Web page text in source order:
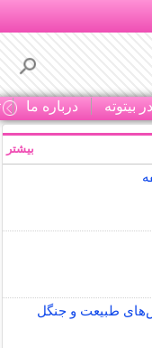
بیتوته درباره ما
طبیعت و جنگل
بیشتر